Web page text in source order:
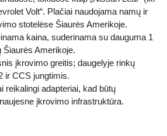
Volt“. Plačiai naudojama namų ir
stotelėse Šiaurės Amerikoje.
kaina, suderinama su dauguma 1
Šiaurės Amerikoje.
įkrovimo greitis; daugelyje rinkų
ir CCS jungtimis.
reikalingi adapteriai, kad būtų
įkrovimo infrastruktūra.